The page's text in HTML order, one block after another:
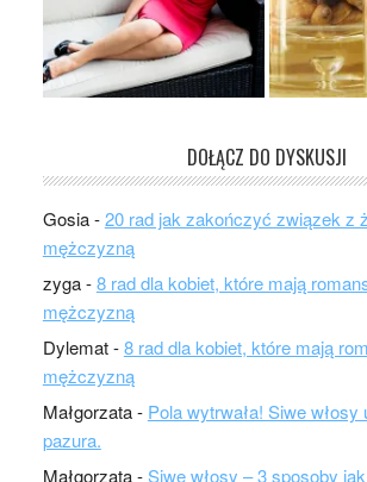
DOŁĄCZ DO DYSKUSJI
Gosia-20 rad jak zakończyć związek z
mężczyzną
zyga-8 rad dla kobiet, które mają
mężczyzną
Dylemat-8 rad dla kobiet, które mają
mężczyzną
Małgorzata- Pola wytrwała! Siwe włosy
pazura.
Małgorzata-Siwe włosy – 3 sposoby